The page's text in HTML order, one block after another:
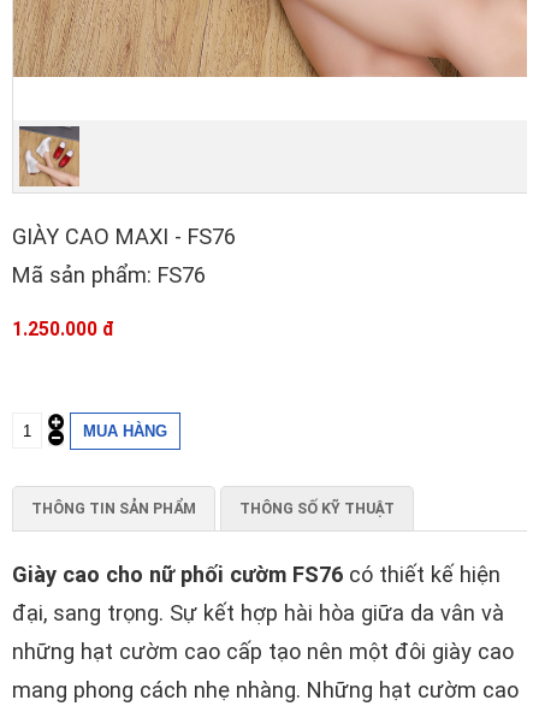
GIÀY CAO MAXI - FS76
Mã sản phẩm: FS76
1.250.000 đ
THÔNG TIN SẢN PHẨM THÔNG SỐ KỸ THUẬT
Giày cao cho nữ phối cườm FS76 có thiết kế hiện
đại, sang trọng. Sự kết hợp hài hòa giữa da vân và
những hạt cườm cao cấp tạo nên một đôi giày cao
mang phong cách nhẹ nhàng. Những hạt cườm cao